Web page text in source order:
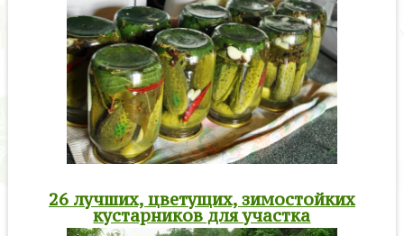
26 лучших, цветущих, зимостойких
кустарников для участка